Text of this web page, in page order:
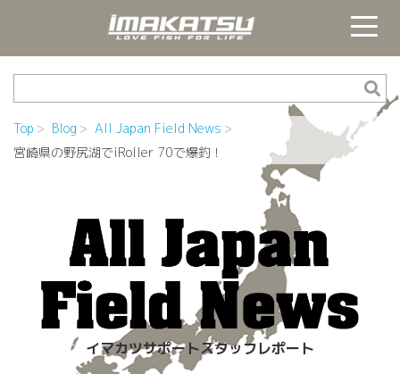
Top Blog
All Japan Field News
宮崎県の野尻湖でiRoller 70で爆釣！
イマカツサポートスタッフレポート